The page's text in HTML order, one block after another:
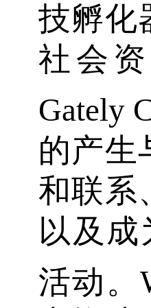
技孵化
社会
Gately
的产生
和联系
以及
活动。